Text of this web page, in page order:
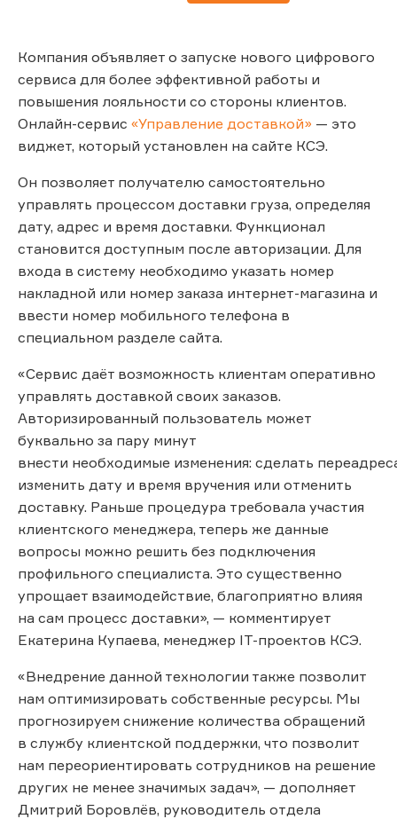
Компания объявляет о запуске нового цифрового
сервиса для более эффективной работы и
повышения лояльности со стороны клиентов.
Онлайн-сервис «Управление доставкой» — это
виджет, который установлен на сайте КСЭ.
Он позволяет получателю самостоятельно
управлять процессом доставки груза, определяя
дату, адрес и время доставки. Функционал
становится доступным после авторизации. Для
входа в систему необходимо указать номер
накладной или номер заказа интернет-магазина и
ввести номер мобильного телефона в
специальном разделе сайта.
«Сервис даёт возможность клиентам оперативно
управлять доставкой своих заказов.
Авторизированный пользователь может
буквально за пару минут
внести необходимые изменения: сделать
изменить дату и время вручения или отменить
доставку. Раньше процедура требовала участия
клиентского менеджера, теперь же данные
вопросы можно решить без подключения
профильного специалиста. Это существенно
упрощает взаимодействие, благоприятно влияя
на сам процесс доставки», — комментирует
Екатерина Купаева, менеджер IT-проектов КСЭ.
«Внедрение данной технологии также позволит
нам оптимизировать собственные ресурсы. Мы
прогнозируем снижение количества обращений
в службу клиентской поддержки, что позволит
нам переориентировать сотрудников на решение
других не менее значимых задач», — дополняет
Дмитрий Боровлёв, руководитель отдела